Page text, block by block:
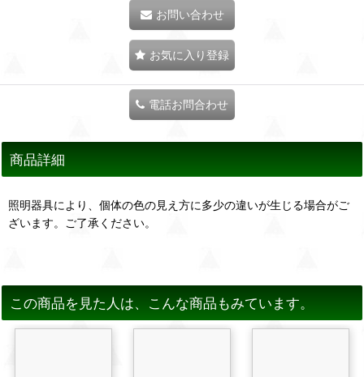
お問い合わせ
お気に入り登録
電話お問合わせ
商品詳細
照明器具により、個体の色の見え方に多少の違いが生じる場合がご
ざいます。ご了承ください。
この商品を見た人は、こんな商品もみています。